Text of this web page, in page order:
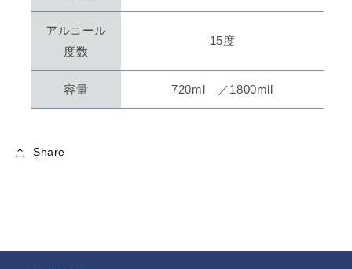
アルコール
度数
15度
容量 720ml ／1800mll
Share